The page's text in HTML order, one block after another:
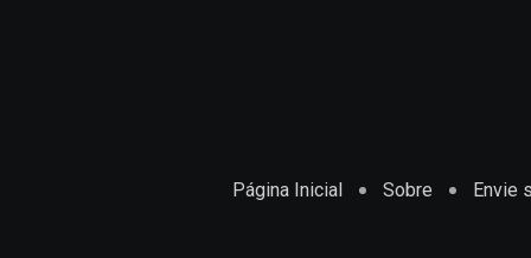
Página Inicial Sobre Envie